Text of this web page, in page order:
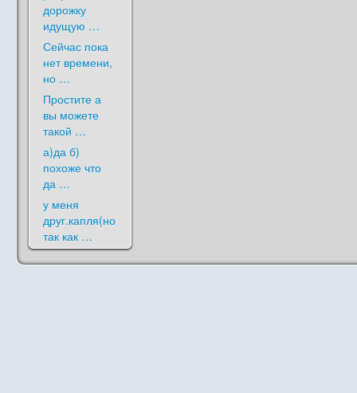
дорожку
идущую …
Сейчас пока
нет времени,
но …
Простите а
вы можете
такой …
а)да б)
похоже что
да …
у меня
друг.капля(но
так как …